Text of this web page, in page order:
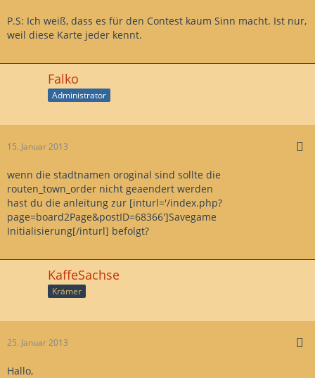
P.S: Ich weiß, dass es für den Contest kaum Sinn macht. Ist nur,
weil diese Karte jeder kennt.
Falko
Administrator
15. Januar 2013
wenn die stadtnamen oroginal sind sollte die
routen_town_order nicht geaendert werden
hast du die anleitung zur [inturl='/index.php?
page=board2Page&postID=68366']Savegame
Initialisierung[/inturl] befolgt?
KaffeSachse
Krämer
25. Januar 2013
Hallo,